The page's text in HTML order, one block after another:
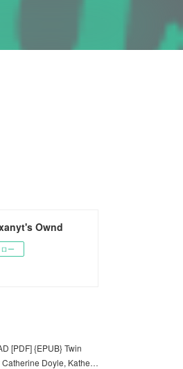
Ownd
ー
[PDF] {EPUB} Twin
Catherine Doyle, Kathe…